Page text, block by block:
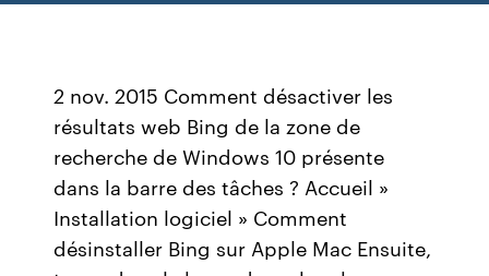
2 nov. 2015 Comment désactiver les
résultats web Bing de la zone de
recherche de Windows 10 présente
dans la barre des tâches ? Accueil »
Installation logiciel » Comment
désinstaller Bing sur Apple Mac Ensuite,